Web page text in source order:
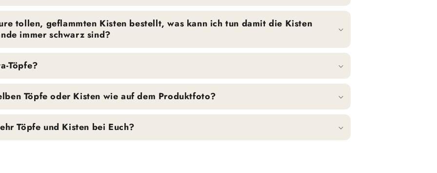
tollen, geflammten Kisten bestellt, was kann ich tun damit die Kisten
immer schwarz sind?
Töpfe?
Töpfe oder Kisten wie auf dem Produktfoto?
Töpfe und Kisten bei Euch?